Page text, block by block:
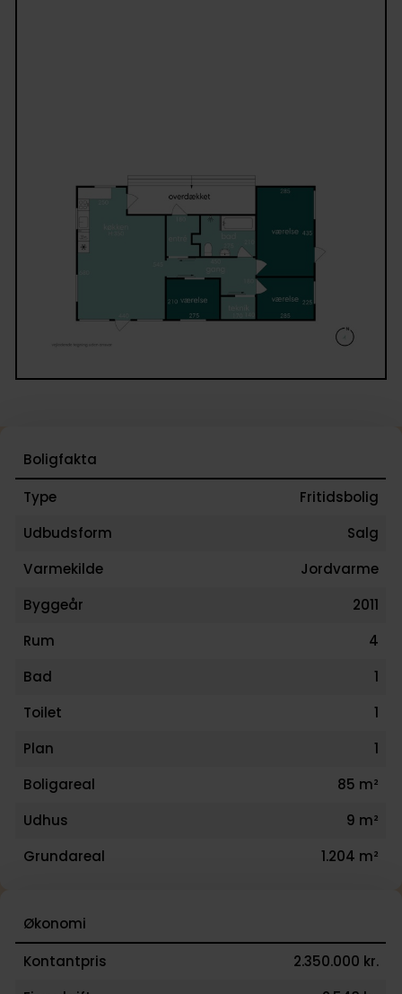
Kontakt Kristian Eriksen på tlf. 48 39 38 33 eller på
kristian.eriksen@danbolig.dk for mere information
for at booke en fremvisning.
Boligfakta
Type
Fritidsbolig
Udbudsform
Salg
Varmekilde
Jordvarme
Byggeår
2011
Rum
4
Bad
1
Toilet
1
Plan
1
Boligareal
85 m²
Udhus
9 m²
Grundareal
1.204 m²
Økonomi
Kontantpris
2.350.000 kr.